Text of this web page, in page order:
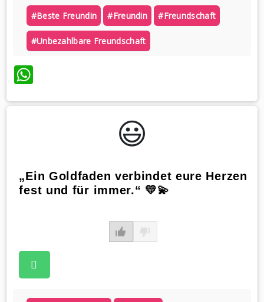
#beste Freundin #freundin #freundschaft
#unbezahlbare Freundschaft
WhatsApp
😃️
„Ein Goldfaden verbindet eure Herzen
fest und für immer.“ 💛💫